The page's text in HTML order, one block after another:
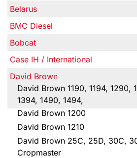
Belarus
BMC Diesel
Bobcat
Case IH / International
David Brown
David Brown 1190, 1194, 1290,
1394, 1490, 1494,
David Brown 1200
David Brown 1210
David Brown 25C, 25D, 30C,
Cropmaster